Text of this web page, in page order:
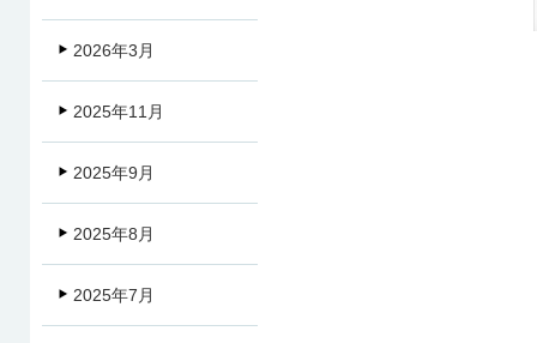
2026年3月
2025年11月
2025年9月
2025年8月
2025年7月